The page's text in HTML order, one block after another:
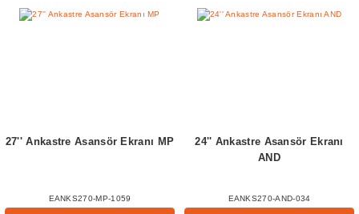
27'' Ankastre Asansör Ekranı MP
EANKS270-MP-1059
24'' Ankastre Asansör Ekranı
AND
EANKS270-AND-034